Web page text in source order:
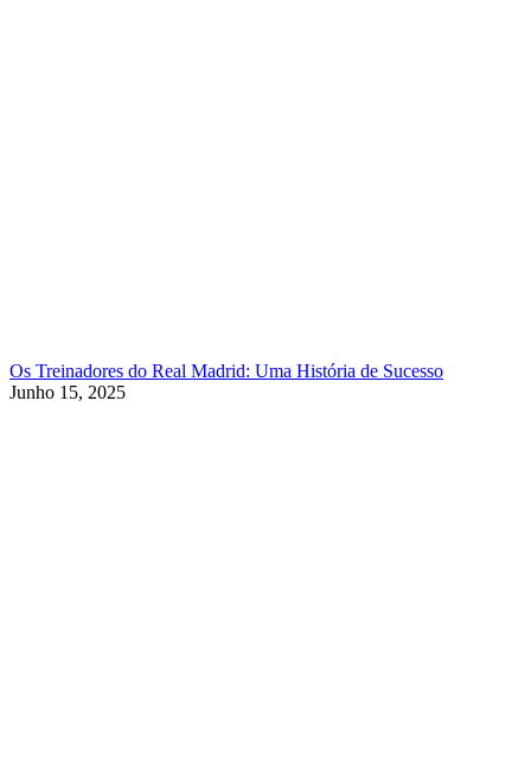
Os Treinadores do Real Madrid: Uma História de Sucesso
Junho 15, 2025